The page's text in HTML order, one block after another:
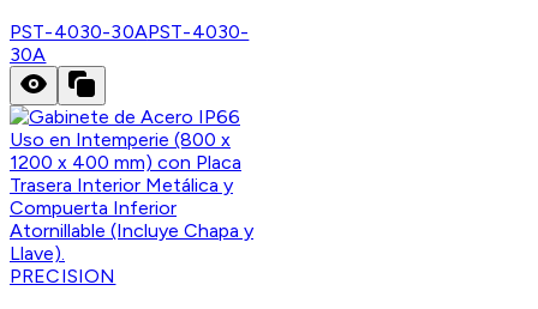
PST-4030-30APST-4030-
30A
PRECISION